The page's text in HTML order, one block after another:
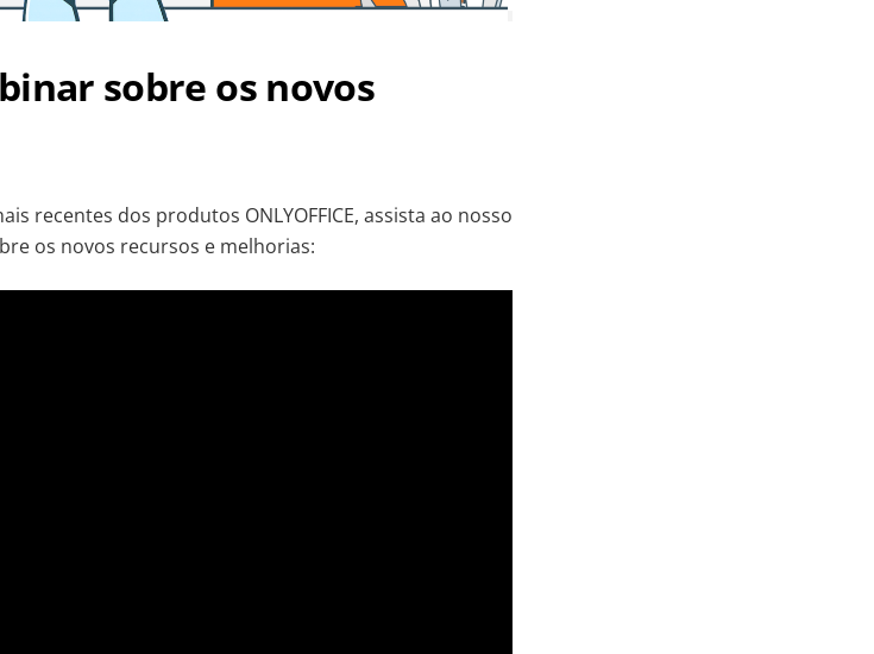
sobre os novos
recentes dos produtos ONLYOFFICE, assista ao nosso
os novos recursos e melhorias: